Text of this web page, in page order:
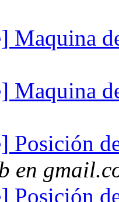
Maquina
Maquina
Posición
en
Posición